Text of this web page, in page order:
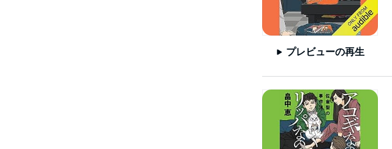
プレビューの再生